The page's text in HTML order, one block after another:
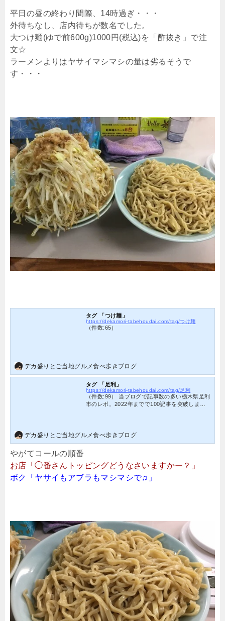
平日の昼の終わり間際、14時過ぎ・・・
外待ちなし、店内待ちが数名でした。
大つけ麺(ゆで前600g)1000円(税込)を「酢抜き」で注
文☆
ラーメンよりはヤサイマシマシの量は劣るそうで
す・・・
タグ 「つけ麺」
https://dekamori-tabehoudai.com/tag/つけ麺
（件数:65）
デカ盛りとご当地グルメ食べ歩きブログ
タグ 「足利」
https://dekamori-tabehoudai.com/tag/足利
（件数:99） 当ブログで記事数の多い栃木県足利
市のレポ。2022年までで100記事を突破しまし
デカ盛りとご当地グルメ食べ歩きブログ
やがてコールの順番
お店「◯番さんトッピングどうなさいますかー？」
ボク「ヤサイもアブラもマシマシで♫」